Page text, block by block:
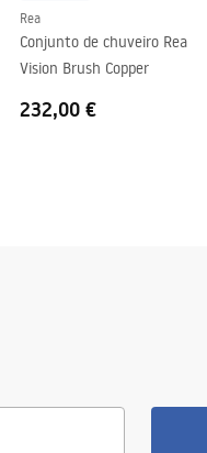
Rea
Conjunto de chuveiro Rea
Vision Brush Copper
232,00 €